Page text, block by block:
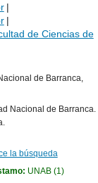
de Ciencias de
de Barranca,
Nacional de Barranca.
la búsqueda
UNAB(1)